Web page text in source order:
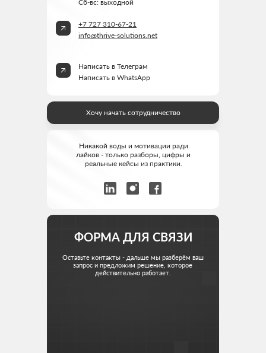
ФОРМА ДЛЯ СВЯЗИ
Оставьте контакты - дальше мы разберём ваш
запрос и предложим решение, которое
действительно работает.
Никакой воды и мотивации ради
лайков - только разборы, цифры и
реальные кейсы из практики.
Сб-вс: выходной
info@thrive-solutions.net
+7 727 310-67-21
Хочу начать сотрудничество
Написать в Телеграм
Написать в WhatsApp
THRIVE MARKETING SOLUTIONS KZ